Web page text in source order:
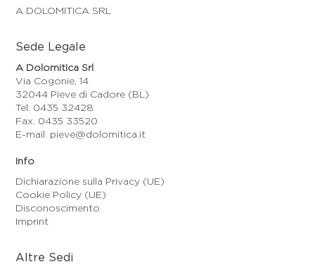
A DOLOMITICA SRL
Sede Legale
A Dolomitica Srl
Via Cogonie, 14
32044 Pieve di Cadore (BL)
Tel. 0435 32428
Fax. 0435 33520
E-mail. pieve@dolomitica.it
Info
Dichiarazione sulla Privacy (UE)
Cookie Policy (UE)
Disconoscimento
Imprint
Altre Sedi